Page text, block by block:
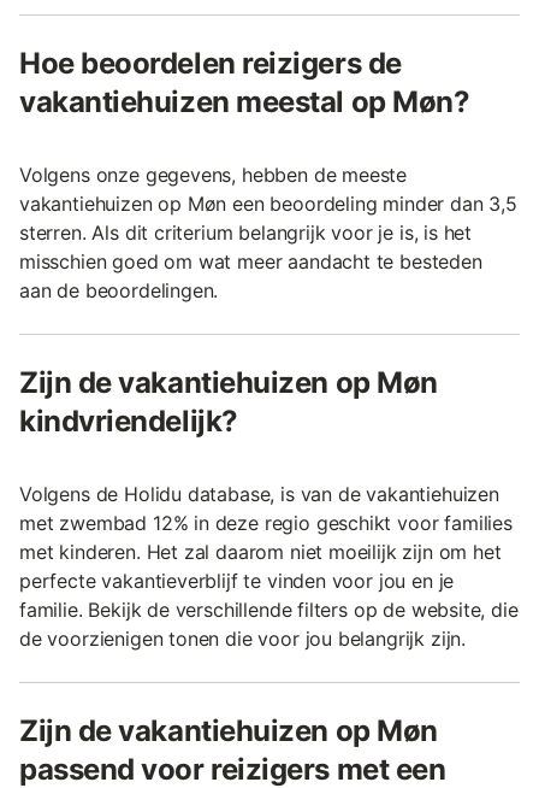
Hoe beoordelen reizigers de
vakantiehuizen meestal op Møn?
Volgens onze gegevens, hebben de meeste
vakantiehuizen op Møn een beoordeling minder dan 3,5
sterren. Als dit criterium belangrijk voor je is, is het
misschien goed om wat meer aandacht te besteden
aan de beoordelingen.
Zijn de vakantiehuizen op Møn
kindvriendelijk?
Volgens de Holidu database, is van de vakantiehuizen
met zwembad 12% in deze regio geschikt voor families
met kinderen. Het zal daarom niet moeilijk zijn om het
perfecte vakantieverblijf te vinden voor jou en je
familie. Bekijk de verschillende filters op de website, die
de voorzienigen tonen die voor jou belangrijk zijn.
Zijn de vakantiehuizen op Møn
passend voor reizigers met een